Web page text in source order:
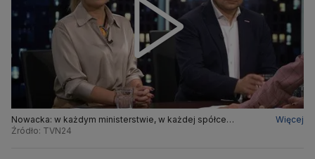
Nowacka: w każdym ministerstwie, w każdej spółce
potrzebny jest audyt
Więcej
Źródło: TVN24